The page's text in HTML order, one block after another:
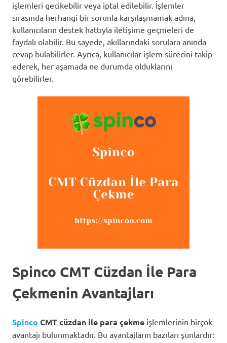
işlemleri gecikebilir veya iptal edilebilir. İşlemler
sırasında herhangi bir sorunla karşılaşmamak adına,
kullanıcıların destek hattıyla iletişime geçmeleri de
faydalı olabilir. Bu sayede, akıllarındaki sorulara anında
cevap bulabilirler. Ayrıca, kullanıcılar işlem sürecini takip
ederek, her aşamada ne durumda olduklarını
görebilirler.
Spinco CMT Cüzdan İle Para
Çekmenin Avantajları
Spinco CMT cüzdan ile para çekme işlemlerinin birçok
avantajı bulunmaktadır. Bu avantajların bazıları şunlardır: